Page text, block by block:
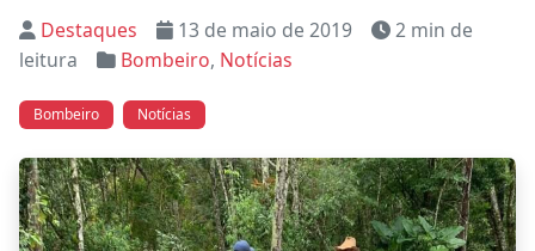
Destaques 13 de maio de 2019
2 min de
leitura
Bombeiro, Notícias
Bombeiro Notícias